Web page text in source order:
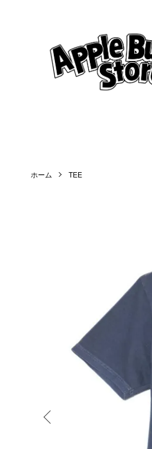
ホーム TEE